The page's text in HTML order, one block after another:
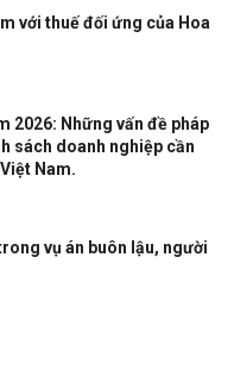
với thuế đối ứng của Hoa
2026: Những vấn đề pháp
sách doanh nghiệp cần
Nam.
vụ án buôn lậu, người